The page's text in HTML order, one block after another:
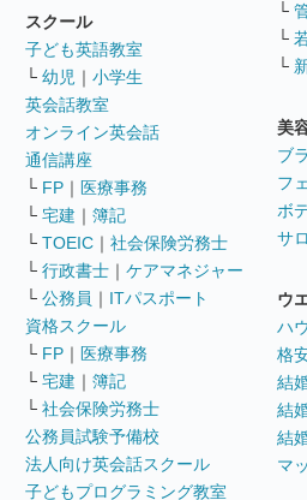
スクール
子ども英語教室
└ 幼児 ｜ 小学生
英会話教室
オンライン英会話
通信講座
└ FP ｜ 医療事務
└ 宅建 ｜ 簿記
└ TOEIC ｜ 社会保険労務士
└ 行政書士 ｜ ケアマネジャー
└ 公務員 ｜ ITパスポート
資格スクール
└ FP ｜ 医療事務
└ 宅建 ｜ 簿記
└ 社会保険労務士
公務員試験予備校
法人向け英会話スクール
子どもプログラミング教室
└
└
└
美
ブ
フ
ボ
サ
ウ
ハ
格
結
結
結
マ